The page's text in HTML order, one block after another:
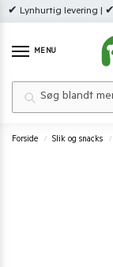
✔ Lynhurtig levering |
MENU
Forside / Slik og snacks /